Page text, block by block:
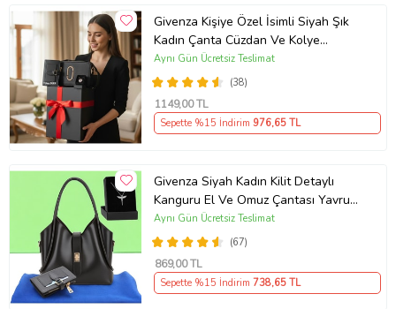
Givenza Kişiye Özel İsimli Siyah Şık
Kadın Çanta Cüzdan Ve Kolye
Hediyeli & Hediye Kutusu Seti
(D.Siyah)
(38)
Aynı Gün Ücretsiz Teslimat
1149,00 TL
Sepette %15 İndirim 976,65 TL
Givenza Siyah Kadın Kilit Detaylı
Kanguru El Ve Omuz Çantası Yavru
Çantalı Cüzdan Ve Kolye Hediyeli
(67)
Aynı Gün Ücretsiz Teslimat
869,00 TL
Sepette %15 İndirim 738,65 TL